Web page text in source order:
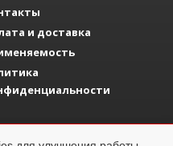
и доставка